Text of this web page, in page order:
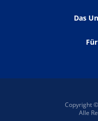
Das
Copyright
Alle